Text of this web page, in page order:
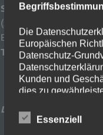
Stilrichtungen,
(z. B. solarbetrieben)
Effekte auf
Tiere und soziale
Druckerhöhung.de
Die
Europäischen
Datenschutz-
Kunden und
dies zu
Essenziell